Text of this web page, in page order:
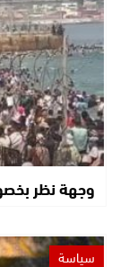
وجهة نظر
سياسة